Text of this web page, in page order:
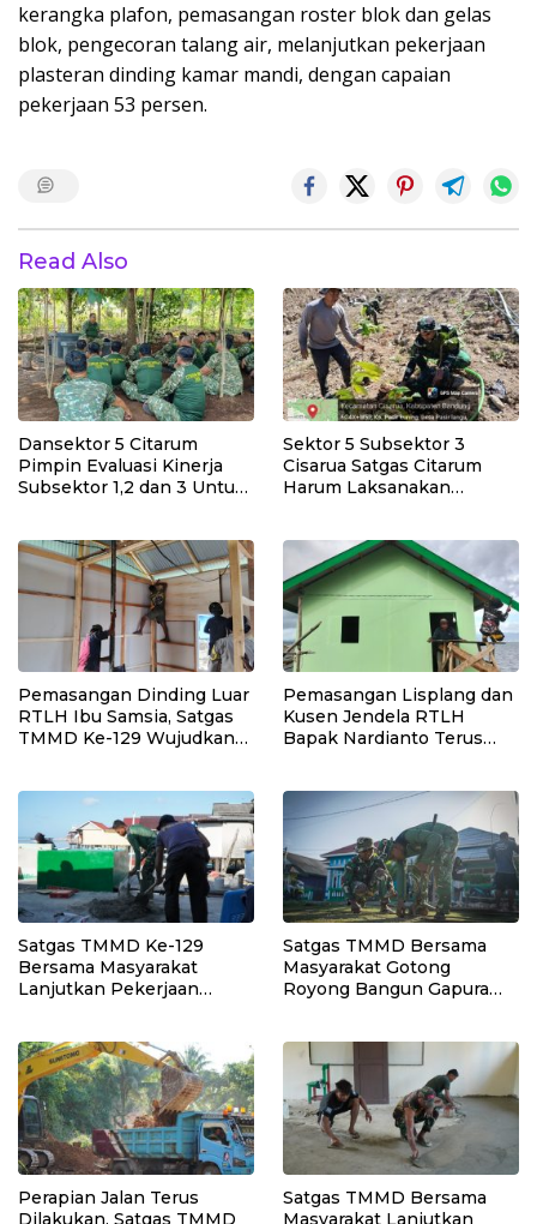
kerangka plafon, pemasangan roster blok dan gelas
blok, pengecoran talang air, melanjutkan pekerjaan
plasteran dinding kamar mandi, dengan capaian
pekerjaan 53 persen.
Read Also
Dansektor 5 Citarum
Pimpin Evaluasi Kinerja
Subsektor 1,2 dan 3 Untuk
Lingkungan
Sektor 5 Subsektor 3
Cisarua Satgas Citarum
Harum Laksanakan
Perkuat Edukasi
Kepedulian Lingkungan
Pemasangan Dinding Luar
RTLH Ibu Samsia, Satgas
TMMD Ke-129 Wujudkan
Pemasangan Lisplang dan
Kusen Jendela RTLH
Bapak Nardianto Terus
Satgas TMMD Ke-129
Bersama Masyarakat
Lanjutkan Pekerjaan
Satgas TMMD Bersama
Masyarakat Gotong
Royong Bangun Gapura
Perapian Jalan Terus
Dilakukan, Satgas TMMD
Satgas TMMD Bersama
Masyarakat Lanjutkan